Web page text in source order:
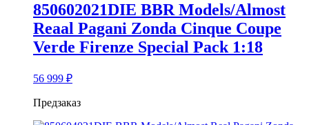
850602021DIE BBR Models/Almost
Reaal Pagani Zonda Cinque Coupe
Verde Firenze Special Pack 1:18
56 999 ₽
Предзаказ